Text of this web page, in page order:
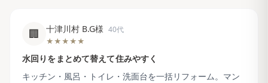
🏢 十津川村 B.G様 40代
★★★★★
水回りをまとめて替えて住みやすく
キッチン・風呂・トイレ・洗面台を一括リフォーム。マン